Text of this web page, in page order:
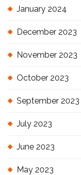
January 2024
December 2023
November 2023
October 2023
September 2023
July 2023
June 2023
May 2023